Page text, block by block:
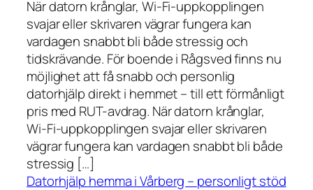
När datorn krånglar, Wi-Fi-uppkopplingen
svajar eller skrivaren vägrar fungera kan
vardagen snabbt bli både stressig och
tidskrävande. För boende i Rågsved finns nu
möjlighet att få snabb och personlig
datorhjälp direkt i hemmet – till ett förmånligt
pris med RUT-avdrag. När datorn krånglar,
Wi-Fi-uppkopplingen svajar eller skrivaren
vägrar fungera kan vardagen snabbt bli både
stressig […]
Datorhjälp hemma i Vårberg – personligt stöd